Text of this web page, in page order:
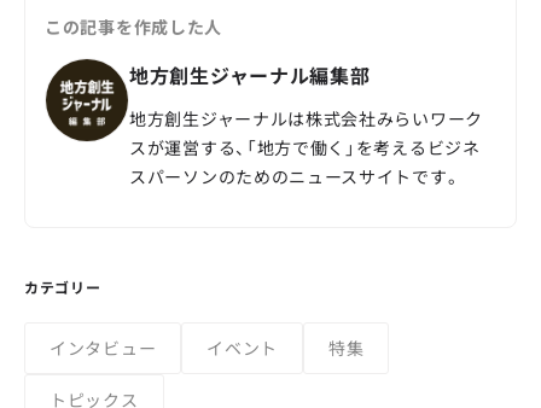
カテゴリー
インタビュー イベント 特集
トピックス
この記事を作成した人
地方創生ジャーナル編集部
地方創生ジャーナルは株式会社みらいワーク
スが運営する、「地方で働く」を考えるビジネ
スパーソンのためのニュースサイトです。